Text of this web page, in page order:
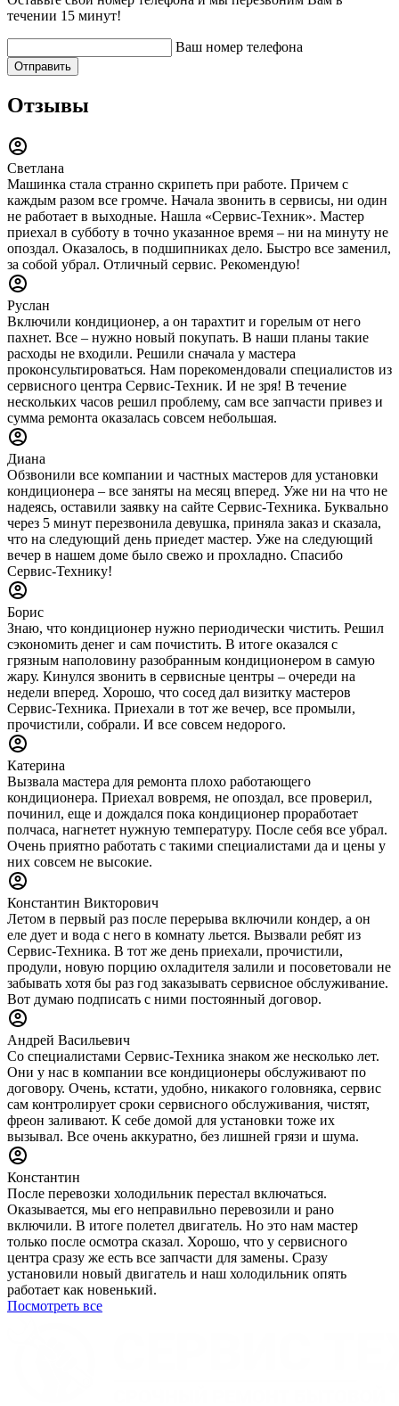
течении 15 минут!
Ваш номер телефона
Отправить
Отзывы
Светлана
Машинка стала странно скрипеть при работе. Причем с
каждым разом все громче. Начала звонить в сервисы, ни один
не работает в выходные. Нашла «Сервис-Техник». Мастер
приехал в субботу в точно указанное время – ни на минуту не
опоздал. Оказалось, в подшипниках дело. Быстро все заменил,
за собой убрал. Отличный сервис. Рекомендую!
Руслан
Включили кондиционер, а он тарахтит и горелым от него
пахнет. Все – нужно новый покупать. В наши планы такие
расходы не входили. Решили сначала у мастера
проконсультироваться. Нам порекомендовали специалистов из
сервисного центра Сервис-Техник. И не зря! В течение
нескольких часов решил проблему, сам все запчасти привез и
сумма ремонта оказалась совсем небольшая.
Диана
Обзвонили все компании и частных мастеров для установки
кондиционера – все заняты на месяц вперед. Уже ни на что не
надеясь, оставили заявку на сайте Сервис-Техника. Буквально
через 5 минут перезвонила девушка, приняла заказ и сказала,
что на следующий день приедет мастер. Уже на следующий
вечер в нашем доме было свежо и прохладно. Спасибо
Сервис-Технику!
Борис
Знаю, что кондиционер нужно периодически чистить. Решил
сэкономить денег и сам почистить. В итоге оказался с
грязным наполовину разобранным кондиционером в самую
жару. Кинулся звонить в сервисные центры – очереди на
недели вперед. Хорошо, что сосед дал визитку мастеров
Сервис-Техника. Приехали в тот же вечер, все промыли,
прочистили, собрали. И все совсем недорого.
Катерина
Вызвала мастера для ремонта плохо работающего
кондиционера. Приехал вовремя, не опоздал, все проверил,
починил, еще и дождался пока кондиционер проработает
полчаса, нагнетет нужную температуру. После себя все убрал.
Очень приятно работать с такими специалистами да и цены у
них совсем не высокие.
Константин Викторович
Летом в первый раз после перерыва включили кондер, а он
еле дует и вода с него в комнату льется. Вызвали ребят из
Сервис-Техника. В тот же день приехали, прочистили,
продули, новую порцию охладителя залили и посоветовали не
забывать хотя бы раз год заказывать сервисное обслуживание.
Вот думаю подписать с ними постоянный договор.
Андрей Васильевич
Со специалистами Сервис-Техника знаком же несколько лет.
Они у нас в компании все кондиционеры обслуживают по
договору. Очень, кстати, удобно, никакого головняка, сервис
сам контролирует сроки сервисного обслуживания, чистят,
фреон заливают. К себе домой для установки тоже их
вызывал. Все очень аккуратно, без лишней грязи и шума.
Константин
После перевозки холодильник перестал включаться.
Оказывается, мы его неправильно перевозили и рано
включили. В итоге полетел двигатель. Но это нам мастер
только после осмотра сказал. Хорошо, что у сервисного
центра сразу же есть все запчасти для замены. Сразу
установили новый двигатель и наш холодильник опять
работает как новенький.
Посмотреть все